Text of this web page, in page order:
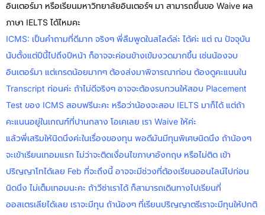
อินเตอร์มา หรือเรียนมหาวิทยาลัยอินเตอร์ฯ มา สามารถยื่นขอ Waive ผล
ภาษา IELTS ได้ไหมคะ
ICMS: เป็นคำถามที่ดีมาก จริงๆ พี่ลืมพูดในสไลด์ล่ะ ได้ค่ะ แต่ ณ ปัจจุบัน
นับตั้งแต่ปีนี้ไปถึงปีหน้า ก็อาจจะค่อนข้างเข้มงวดมากขึ้น เช่นน้องจบ
อินเตอร์มา แต่เกรดน้อยมากๆ ต้องส่งมาพิจารณาก่อน ต้องดูคะแนนใน
Transcript ก่อนค่ะ ถ้าไม่ดีจริงๆ อาจจะต้องรบกวนให้สอบ Placement
Test ของ ICMS สอบฟรีนะคะ หรือว่าน้องจะสอบ IELTS มาก็ได้ แต่ถ้า
คะแนนอยู่ในเกณฑ์ที่ปานกลาง โอเคเลย เรา Waive ให้ค่ะ
แล้วพี่เสริมให้นิดนึงค่ะในเรื่องของทุน พอดีมันมีทุนพิเศษนิดนึง ถ้าน้องๆ
จะเข้าเรียนเทอมแรก ไม่ว่าจะติดเงื่อนไขภาษาอังกฤษ หรือไม่ติด เข้า
ปริญญาโทได้เลย Feb ที่จะถึงนี้ อาจจะมีช่วงที่ต้องเรียนออนไลน์ไปก่อน
นิดนึง ไม่เต็มเทอมนะคะ ถ้าวีซ่าเราได้ ก็สามารถเดินทางไปเรียนที่
ออสเตรเลียได้เลย เราจะมีทุน ถ้าน้องๆ ที่เรียนปริญญาตรีเราจะมีทุนให้ปกติ